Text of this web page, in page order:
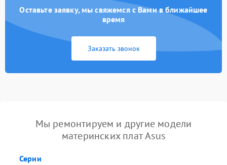
Оставьте заявку, мы свяжемся с Вами в ближайшее
время
Заказать звонок
Мы ремонтируем и другие модели
материнских плат Asus
Серии